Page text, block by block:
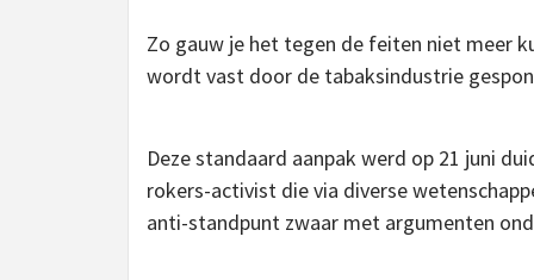
Zo gauw je het tegen de feiten niet meer
wordt vast door de tabaksindustrie
Deze standaard aanpak werd op 21 juni
rokers-activist die via diverse
anti-standpunt zwaar met argumenten